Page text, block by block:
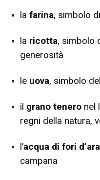
la farina, simbolo
la ricotta, simbolo
generosità
le uova, simbolo
il grano tenero nel
regni della natura,
l’acqua di fori
campana